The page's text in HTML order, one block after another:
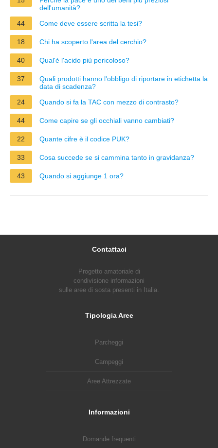
dell'umanità?
44
Come deve essere scritta la tesi?
18 Chi ha scoperto l'area del cerchio?
40 Qual'è l'acido più pericoloso?
37
Quali prodotti hanno l'obbligo di riportare in etichetta la
data di scadenza?
24
Quando si fa la TAC con mezzo di contrasto?
44 Come capire se gli occhiali vanno cambiati?
22 Quante cifre è il codice PUK?
33 Cosa succede se si cammina tanto in gravidanza?
43 Quando si aggiunge 1 ora?
Contattaci
Progetto amatoriale di
condivisione informazioni
sulle aree di sosta presenti in Italia.
Tipologia Aree
Parcheggi
Campeggi
Aree Attrezzate
Informazioni
Domande frequenti